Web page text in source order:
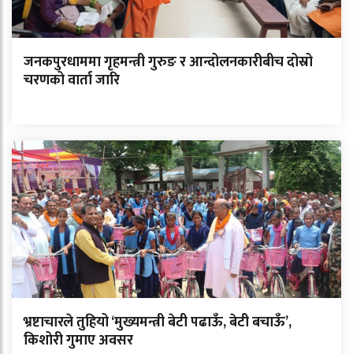
जनकपुरधाममा गृहमन्त्री गुरुङ र आन्दोलनकारीबीच दोस्रो
चरणको वार्ता जारि
भ्रष्टाचारले तुहियो ‘मुख्यमन्त्री बेटी पढाऊँ, बेटी बचाऊँ’,
किशोरी गुमाए अवसर